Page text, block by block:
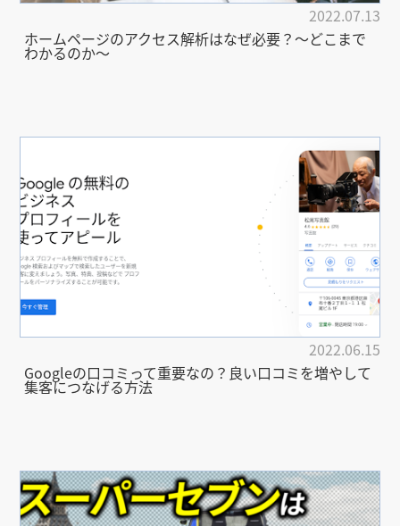
2022.07.13
ホームページのアクセス解析はなぜ必要？〜どこまで
わかるのか〜
2022.06.15
Googleの口コミって重要なの？良い口コミを増やして
集客につなげる方法